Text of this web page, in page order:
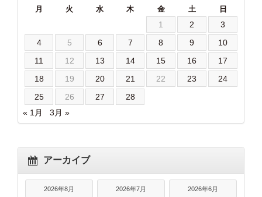
月 火 水 木 金 土 日
1 2
3
4
5 6 7 8 9
10
11
12 13 14 15 16
17
18
19 20 21 22 23
24
25
26 27
28
« 1月
3月 »
アーカイブ
2026年8月 2026年7月 2026年6月